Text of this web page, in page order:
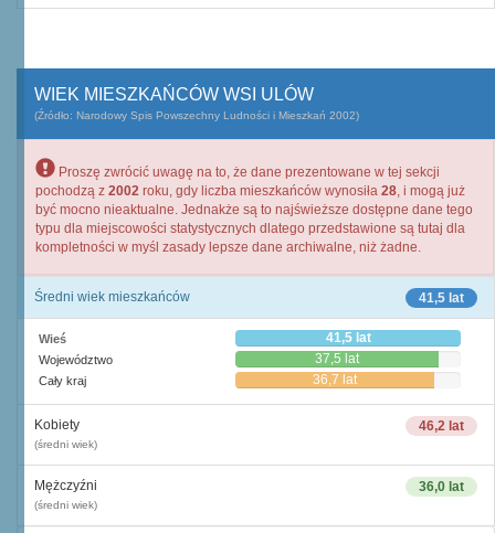
WIEK MIESZKAŃCÓW WSI ULÓW
(Źródło: Narodowy Spis Powszechny Ludności i Mieszkań 2002)
Proszę zwrócić uwagę na to, że dane prezentowane w tej sekcji
pochodzą z 2002 roku, gdy liczba mieszkańców wynosiła 28, i mogą już
być mocno nieaktualne. Jednakże są to najświeższe dostępne dane tego
typu dla miejscowości statystycznych dlatego przedstawione są tutaj dla
kompletności w myśl zasady lepsze dane archiwalne, niż żadne.
41,5 lat
Średni wiek mieszkańców
Wieś 41,5 lat
Województwo 37,5 lat
Cały kraj 36,7 lat
46,2 lat
Kobiety
(średni wiek)
36,0 lat
Mężczyźni
(średni wiek)